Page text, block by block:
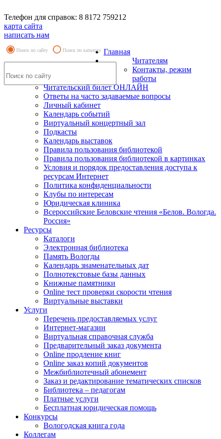
Телефон для справок: 8 8172 759212
карта сайта
написать нам
Поиск по сайту Поиск по каталогу Главная
Читателям
Контакты, режим
работы
Читательский билет ОНЛАЙН
Ответы на часто задаваемые вопросы
Личный кабинет
Календарь событий
Виртуальный концертный зал
Подкасты
Календарь выставок
Правила пользования библиотекой
Правила пользования библиотекой в картинках
Условия и порядок предоставления доступа к
ресурсам Интернет
Политика конфиденциальности
Клубы по интересам
Юридическая клиника
Всероссийские Беловские чтения «Белов. Вологда.
Россия»
Ресурсы
Каталоги
Электронная библиотека
Память Вологды
Календарь знаменательных дат
Полнотекстовые базы данных
Книжные памятники
Online тест проверки скорости чтения
Виртуальные выставки
Услуги
Перечень предоставляемых услуг
Интернет-магазин
Виртуальная справочная служба
Предварительный заказ документа
Online продление книг
Online заказ копий документов
Межбиблиотечный абонемент
Заказ и редактирование тематических списков
Библиотека – педагогам
Платные услуги
Бесплатная юридическая помощь
Конкурсы
Вологодская книга года
Коллегам